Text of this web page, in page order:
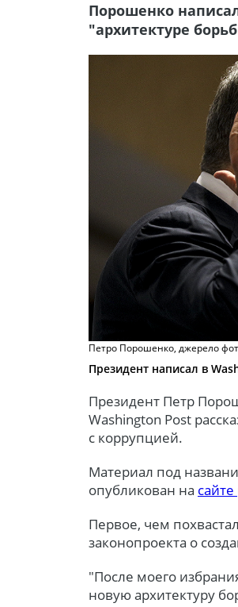
Порошенко
"архитектуре
Петро Порошенко, джерело
Президент написал в
Президент Петр
Washington Post
с коррупцией.
Материал под
опубликован на сайте
Первое, чем
законопроекта о
"После моего
новую архитектуру